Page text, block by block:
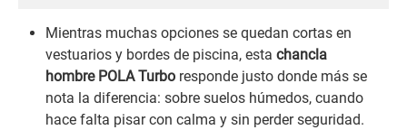
Mientras muchas opciones se quedan cortas en
vestuarios y bordes de piscina, esta chancla
hombre POLA Turbo responde justo donde más se
nota la diferencia: sobre suelos húmedos, cuando
hace falta pisar con calma y sin perder seguridad.